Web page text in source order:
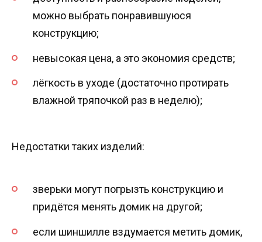
можно выбрать понравившуюся
конструкцию;
невысокая цена, а это экономия средств;
лёгкость в уходе (достаточно протирать
влажной тряпочкой раз в неделю);
Недостатки таких изделий:
зверьки могут погрызть конструкцию и
придётся менять домик на другой;
если шиншилле вздумается метить домик,